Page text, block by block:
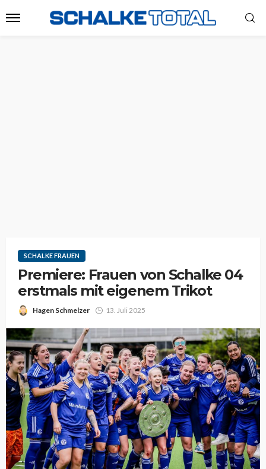
SCHALKE FRAUEN
Premiere: Frauen von Schalke 04
erstmals mit eigenem Trikot
Hagen Schmelzer 13. Juli 2025